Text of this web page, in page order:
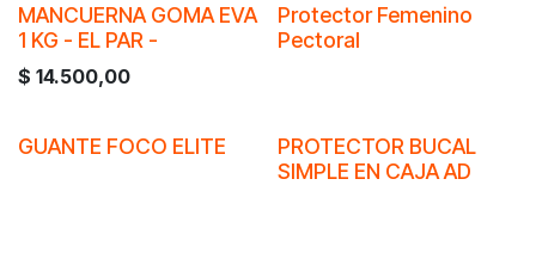
MANCUERNA GOMA EVA
1 KG - EL PAR -
$ 14.500,00
Protector Femenino
Pectoral
GUANTE FOCO ELITE
PROTECTOR BUCAL
SIMPLE EN CAJA AD